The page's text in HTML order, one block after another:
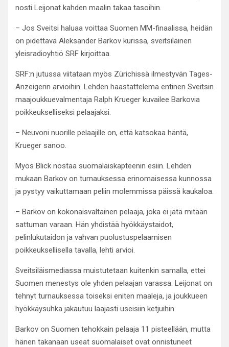
nosti Leijonat kahden maalin takaa tasoihin.
– Jos Sveitsi haluaa voittaa Suomen MM-finaalissa, heidän
on pidettävä Aleksander Barkov kurissa, sveitsiläinen
yleisradioyhtiö SRF kirjoittaa.
SRF:n jutussa viitataan myös Zürichissä ilmestyvän Tages-
Anzeigerin arvioihin. Lehden haastattelema entinen Sveitsin
maajoukkuevalmentaja Ralph Krueger kuvailee Barkovia
poikkeukselliseksi pelaajaksi.
– Neuvoni nuorille pelaajille on, että katsokaa häntä,
Krueger sanoo.
Myös Blick nostaa suomalaiskapteenin esiin. Lehden
mukaan Barkov on turnauksessa erinomaisessa kunnossa
ja pystyy vaikuttamaan peliin molemmissa päissä kaukaloa.
– Barkov on kokonaisvaltainen pelaaja, joka ei jätä mitään
sattuman varaan. Hän yhdistää hyökkäystaidot,
pelinlukutaidon ja vahvan puolustuspelaamisen
poikkeuksellisella tavalla, lehti arvioi.
Sveitsiläismediassa muistutetaan kuitenkin samalla, ettei
Suomen menestys ole yhden pelaajan varassa. Leijonat on
tehnyt turnauksessa toiseksi eniten maaleja, ja joukkueen
hyökkäysuhka jakautuu laajasti useisiin ketjuihin.
Barkov on Suomen tehokkain pelaaja 11 pisteellään, mutta
hänen takanaan useat suomalaiset ovat onnistuneet